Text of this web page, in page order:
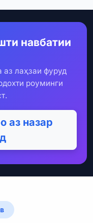
навбатии
аз лаҳзаи фуруд
роуминги
аз назар